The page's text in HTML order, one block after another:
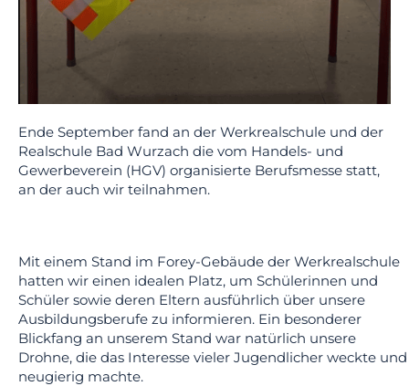
Ende September fand an der Werkrealschule und der
Realschule Bad Wurzach die vom Handels- und
Gewerbeverein (HGV) organisierte Berufsmesse statt,
an der auch wir teilnahmen.
Mit einem Stand im Forey-Gebäude der Werkrealschule
hatten wir einen idealen Platz, um Schülerinnen und
Schüler sowie deren Eltern ausführlich über unsere
Ausbildungsberufe zu informieren. Ein besonderer
Blickfang an unserem Stand war natürlich unsere
Drohne, die das Interesse vieler Jugendlicher weckte und
neugierig machte.